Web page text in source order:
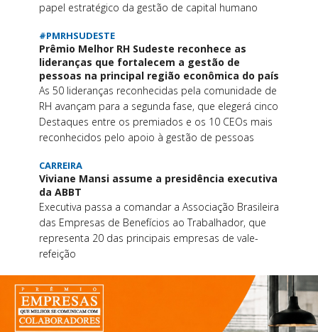
papel estratégico da gestão de capital humano
#PMRHSUDESTE
Prêmio Melhor RH Sudeste reconhece as
lideranças que fortalecem a gestão de
pessoas na principal região econômica do país
As 50 lideranças reconhecidas pela comunidade de
RH avançam para a segunda fase, que elegerá cinco
Destaques entre os premiados e os 10 CEOs mais
reconhecidos pelo apoio à gestão de pessoas
CARREIRA
Viviane Mansi assume a presidência executiva
da ABBT
Executiva passa a comandar a Associação Brasileira
das Empresas de Benefícios ao Trabalhador, que
representa 20 das principais empresas de vale-
refeição